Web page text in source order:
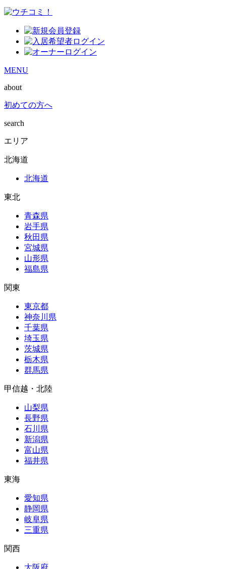
MENU
about
初めての方へ
search
エリア
北海道
北海道
東北
青森県
岩手県
秋田県
宮城県
山形県
福島県
関東
東京都
神奈川県
千葉県
埼玉県
茨城県
栃木県
群馬県
甲信越・北陸
山梨県
長野県
石川県
新潟県
富山県
福井県
東海
愛知県
静岡県
岐阜県
三重県
関西